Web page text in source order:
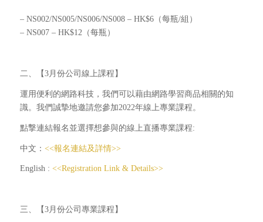
– NS002/NS005/NS006/NS008 – HK$6（每瓶/組）
– NS007 – HK$12（每瓶）
二、【3月份公司線上課程】
運用便利的網路科技，我們可以藉由網路學習商品相關的知
識。我們誠摯地邀請您參加2022年線上專業課程。
點撃連結報名並選擇想參與的線上直播專業課程:
中文： <<報名連結及詳情>>
English : <<Registration Link & Details>>
三、【3月份公司專業課程】